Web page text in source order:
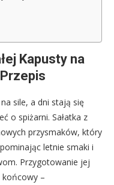
Kapusty na
sile, a dni stają się
o spiżarni. Sałatka z
przysmaków, który
letnie smaki i
Przygotowanie jej
końcowy –